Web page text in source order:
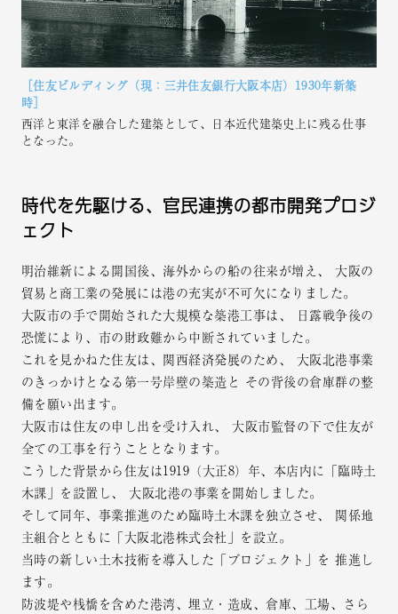
［住友ビルディング（現：三井住友銀⾏⼤阪本店）1930年新築
時］
⻄洋と東洋を融合した建築として、⽇本近代建築史上に残る仕事
となった。
時代を先駆ける、官⺠連携の都市開発プロジ
ェクト
明治維新による開国後、海外からの船の往来が増え、
大阪の
貿易と商工業の発展には港の充実が不可欠になりました。
大阪市の手で開始された大規模な築港工事は、
日露戦争後の
恐慌により、市の財政難から中断されていました。
これを見かねた住友は、関西経済発展のため、
大阪北港事業
のきっかけとなる第一号岸壁の築造と その背後の倉庫群の整
備を願い出ます。
大阪市は住友の申し出を受け入れ、
大阪市監督の下で住友が
全ての工事を行うこととなります。
こうした背景から住友は1919（大正8）年、本店内に「臨時土
木課」を設置し、
大阪北港の事業を開始しました。
そして同年、事業推進のため臨時土木課を独立させ、
関係地
主組合とともに「大阪北港株式会社」を設立。
当時の新しい土木技術を導入した「プロジェクト」を 推進し
ます。
防波堤や桟橋を含めた港湾、埋立・造成、倉庫、工場、さら